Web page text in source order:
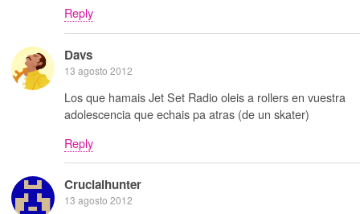
Reply
Davs
13 agosto 2012
Los que hamais Jet Set Radio oleis a rollers en vuestra
adolescencia que echais pa atras (de un skater)
Reply
Crucialhunter
13 agosto 2012